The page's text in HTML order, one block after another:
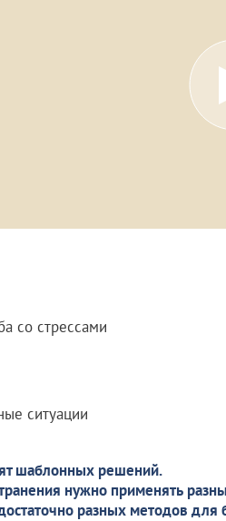
со стрессами
ситуации
шаблонных решений.
нужно применять
разных методов для